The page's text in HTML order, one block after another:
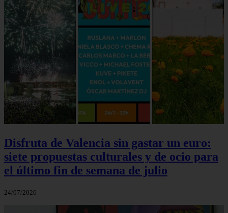
Disfruta de Valencia sin gastar un euro:
siete propuestas culturales y de ocio para
el último fin de semana de julio
24/07/2026